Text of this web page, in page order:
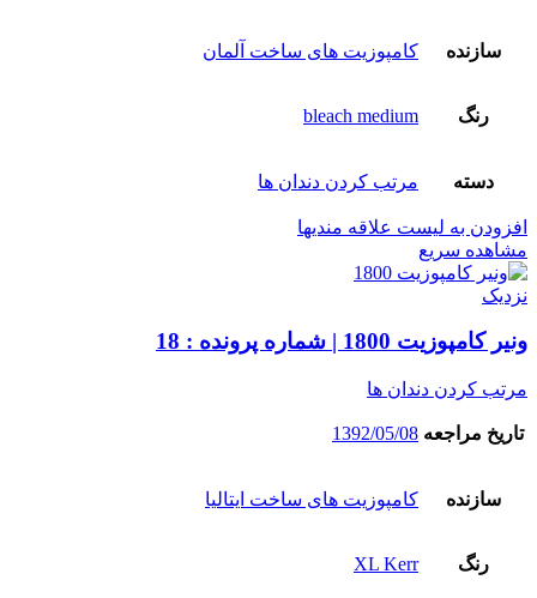
سازنده کامپوزیت های ساخت آلمان
رنگ bleach medium
دسته مرتب کردن دندان ها
افزودن به لیست علاقه مندیها
مشاهده سریع
نزدیک
ونیر کامپوزیت 1800 | شماره پرونده : 18
مرتب کردن دندان ها
تاریخ مراجعه 1392/05/08
سازنده کامپوزیت های ساخت ایتالیا
رنگ XL Kerr